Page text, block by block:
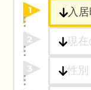
1
2
3